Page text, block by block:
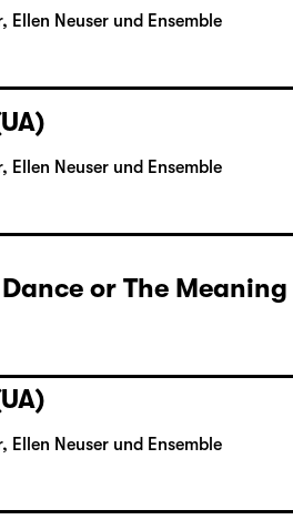
Neuser und Ensemble
Neuser und Ensemble
or The Meaning
Neuser und Ensemble